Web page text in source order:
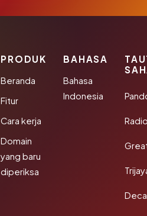
PRODUK
Beranda
Fitur
Cara kerja
Domain
yang baru
diperiksa
BAHASA
Bahasa
Indonesia